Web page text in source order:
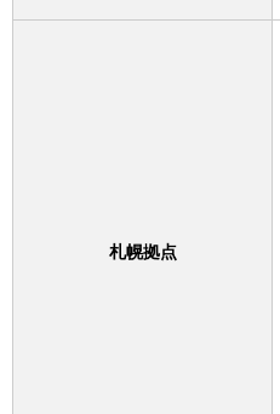
札幌拠点